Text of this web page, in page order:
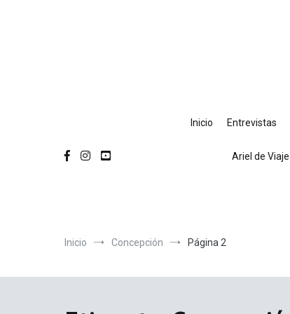
Inicio Entrevistas
Ariel de Viaje
Inicio Concepción Página 2